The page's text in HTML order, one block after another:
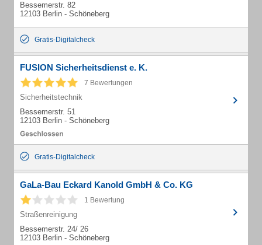
Bessemerstr. 82
12103 Berlin - Schöneberg
Gratis-Digitalcheck
FUSION Sicherheitsdienst e. K.
7 Bewertungen
Sicherheitstechnik
Bessemerstr. 51
12103 Berlin - Schöneberg
Gratis-Digitalcheck
GaLa-Bau Eckard Kanold GmbH & Co. KG
1 Bewertung
Straßenreinigung
Bessemerstr. 24/ 26
12103 Berlin - Schöneberg